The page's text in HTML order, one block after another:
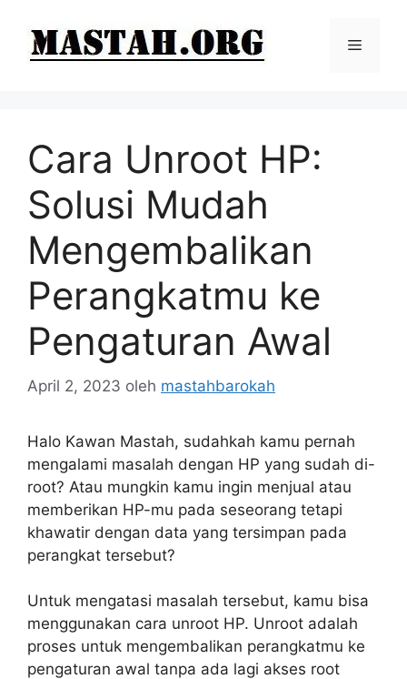
Menu
Cara Unroot HP:
Solusi Mudah
Mengembalikan
Perangkatmu ke
Pengaturan Awal
April 2, 2023 oleh mastahbarokah
Halo Kawan Mastah, sudahkah kamu pernah
mengalami masalah dengan HP yang sudah di-
root? Atau mungkin kamu ingin menjual atau
memberikan HP-mu pada seseorang tetapi
khawatir dengan data yang tersimpan pada
perangkat tersebut?
Untuk mengatasi masalah tersebut, kamu bisa
menggunakan cara unroot HP. Unroot adalah
proses untuk mengembalikan perangkatmu ke
pengaturan awal tanpa ada lagi akses root